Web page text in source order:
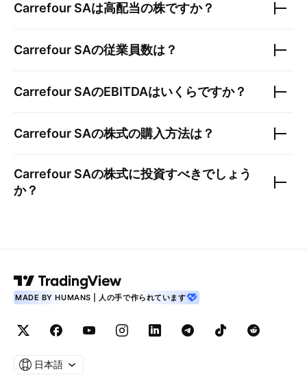
Carrefour SAは高配当の株ですか？
Carrefour SAの従業員数は？
Carrefour SAのEBITDAはいくらですか？
Carrefour SAの株式の購入方法は？
Carrefour SAの株式に投資すべきでしょう
か？
MADE BY HUMANS | 人の手で作られています
日本語